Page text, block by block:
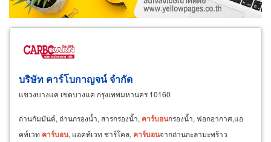
ผู้ส่งออก/นำเข้า
ธุรกิจบริการ
บริษัท คาร์โบกาญจน์ จำกัด
แขวงบางแค เขตบางแค กรุงเทพมหานคร 10160
ถ่านกัมมันต์, ถ่านกรองน้ำ, สารกรองน้ำ, คาร์บอนกรองน้ำ, ฟอกอากาศ,แอ
คท์เวท คาร์บอน, แอคท์เวท ชาร์โคล, คาร์บอนจากถ่านกะลามะพร้าว